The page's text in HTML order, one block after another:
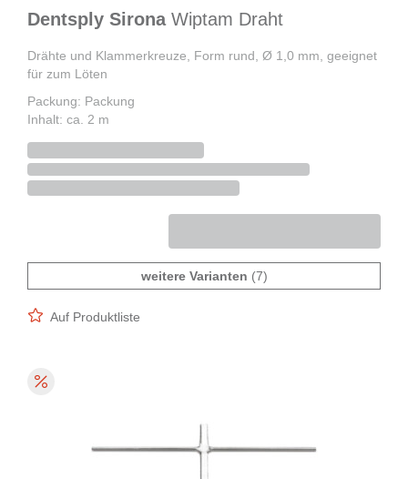
Dentsply Sirona Wiptam Draht
Drähte und Klammerkreuze, Form rund, Ø 1,0 mm, geeignet
für zum Löten
Packung: Packung
Inhalt: ca. 2 m
weitere Varianten (7)
Auf Produktliste